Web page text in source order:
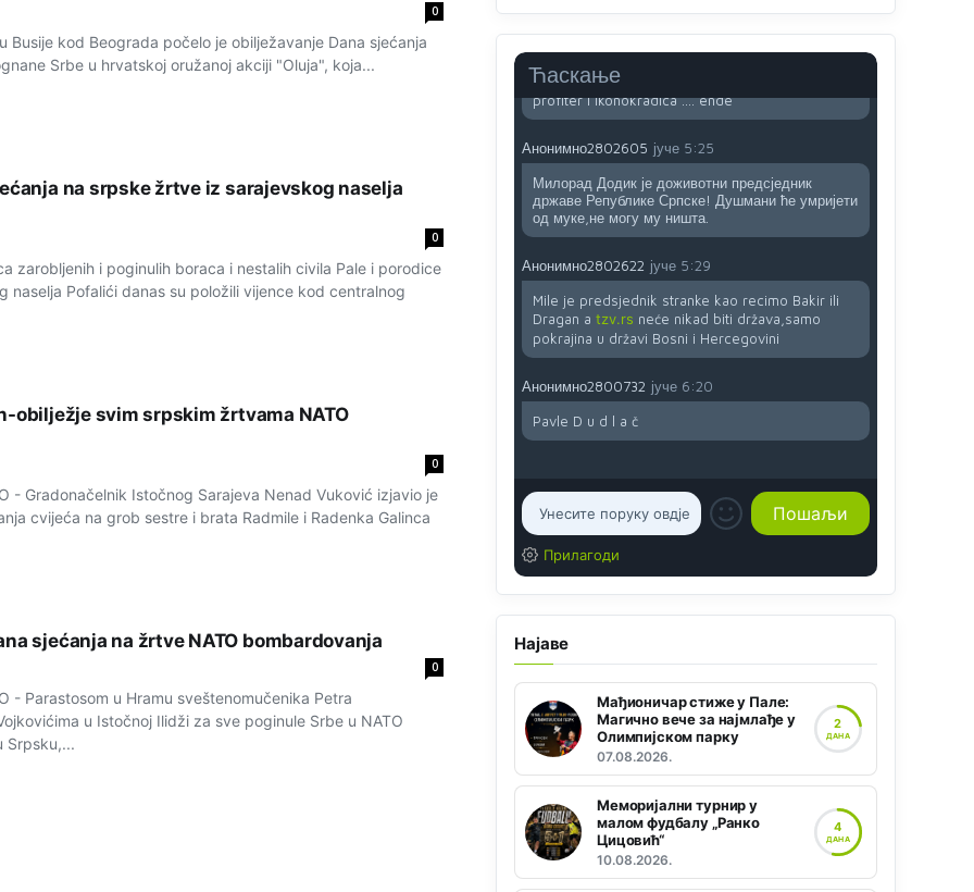
0
Busije kod Beograda počelo je obilježavanje Dana sjećanja
Srbe u hrvatskoj oružanoj akciji "Oluja", koja...
na srpske žrtve iz sarajevskog naselja
0
zarobljenih i poginulih boraca i nestalih civila Pale i porodice
naselja Pofalići danas su položili vijence kod centralnog
obilježje svim srpskim žrtvama NATO
0
- Gradonačelnik Istočnog Sarajeva Nenad Vuković izjavio je
cvijeća na grob sestre i brata Radmile i Radenka Galinca
sjećanja na žrtve NATO bombardovanja
0
- Parastosom u Hramu sveštenomučenika Petra
u Istočnoj Ilidži za sve poginule Srbe u NATO
Srpsku,...
Ћаскање
Анонимно2022778 јуче 3:59
....i onda su na tenkovima NATO pakta, na vlast
došli jedna baba i jedan švercer dezerter ratni
profiter i ikonokradica .... ende
Анонимно2802605 јуче 5:25
Милорад Додик је доживотни предсједник
државе Републике Српске! Душмани ће умријети
од муке,не могу му ништа.
Анонимно2802622 јуче 5:29
Mile je predsjednik stranke kao recimo Bakir ili
Dragan a tzv.rs neće nikad biti država,samo
pokrajina u državi Bosni i Hercegovini
Анонимно2800732 јуче 6:20
Pavle D u d l a č
Прилагоди
Најаве
Мађионичар стиже у Пале:
Магично вече за најмлађе у
Олимпијском парку
07.08.2026.
2
ДАНА
Меморијални турнир у
малом фудбалу „Ранко
Цицовић“
10.08.2026.
4
ДАНА